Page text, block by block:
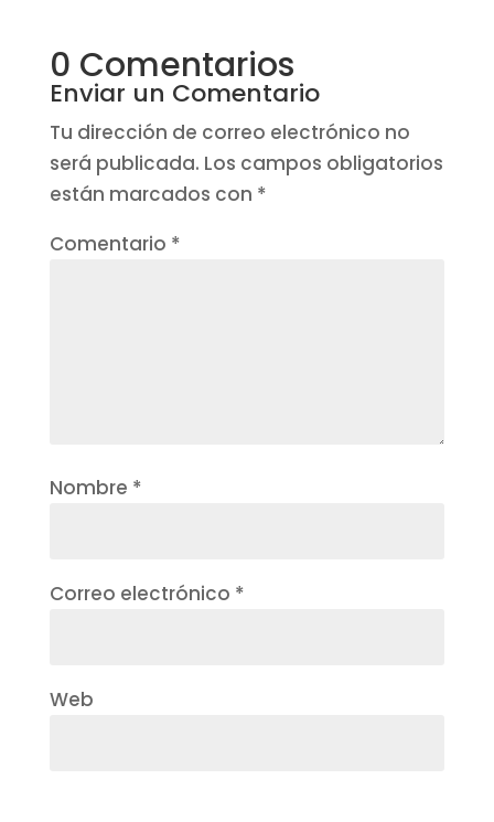
0 Comentarios
Enviar un Comentario
Tu dirección de correo electrónico no
será publicada. Los campos obligatorios
están marcados con *
Comentario *
Nombre *
Correo electrónico *
Web